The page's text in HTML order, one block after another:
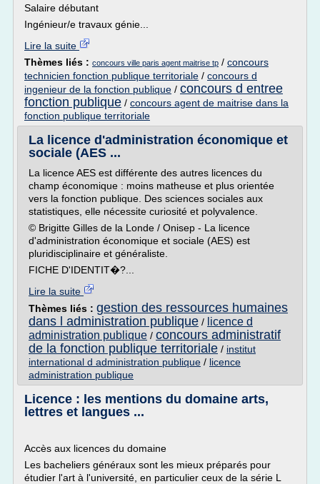
Salaire débutant
Ingénieur/e travaux génie...
Lire la suite
Thèmes liés : concours ville paris agent maitrise tp / concours
technicien fonction publique territoriale / concours d
ingenieur de la fonction publique / concours d entree
fonction publique / concours agent de maitrise dans la
fonction publique territoriale
La licence d'administration économique et
sociale (AES ...
La licence AES est différente des autres licences du
champ économique : moins matheuse et plus orientée
vers la fonction publique. Des sciences sociales aux
statistiques, elle nécessite curiosité et polyvalence.
© Brigitte Gilles de la Londe / Onisep - La licence
d'administration économique et sociale (AES) est
pluridisciplinaire et généraliste.
FICHE D'IDENTIT�?...
Lire la suite
Thèmes liés : gestion des ressources humaines
dans l administration publique / licence d
administration publique / concours administratif
de la fonction publique territoriale / institut
international d administration publique / licence
administration publique
Licence : les mentions du domaine arts,
lettres et langues ...
Accès aux licences du domaine
Les bacheliers généraux sont les mieux préparés pour
étudier l'art à l'université, en particulier ceux de la série L